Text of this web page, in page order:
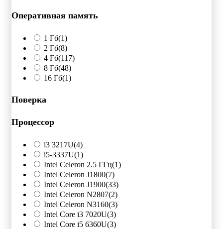
Оперативная память
1 Гб(1)
2 Гб(8)
4 Гб(117)
8 Гб(48)
16 Гб(1)
Поверка
Процессор
i3 3217U(4)
i5-3337U(1)
Intel Celeron 2.5 ГГц(1)
Intel Celeron J1800(7)
Intel Celeron J1900(33)
Intel Celeron N2807(2)
Intel Celeron N3160(3)
Intel Core i3 7020U(3)
Intel Core i5 6360U(3)